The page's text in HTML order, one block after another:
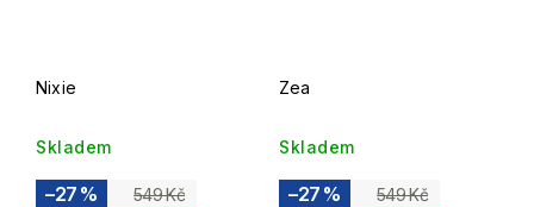
Nixie
Skladem
549 Kč
–27 %
Zea
Skladem
549 Kč
–27 %